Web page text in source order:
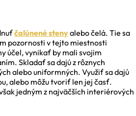
čalúnené stenyalebo čelá. Tie sa
pozornosti v tejto miestnosti
účel, vynikať by mali svojim
Skladať sa dajú z rôznych
alebo uniformných. Využiť sa dajú
alebo môžu tvoriť len jej časť.
jedným z najväčších interiérových